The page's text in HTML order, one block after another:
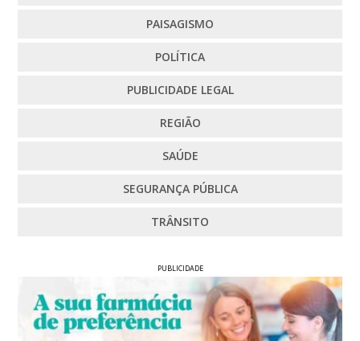
PAISAGISMO
POLÍTICA
PUBLICIDADE LEGAL
REGIÃO
SAÚDE
SEGURANÇA PÚBLICA
TRÂNSITO
PUBLICIDADE